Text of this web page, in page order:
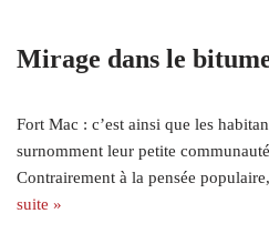
Mirage dans le
Fort Mac : c’est ainsi que les
surnomment leur petite
Contrairement à la pensée
suite »